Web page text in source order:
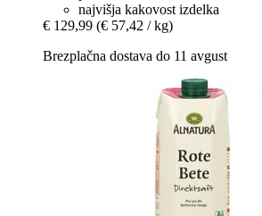
najvišja kakovost izdelka
€ 129,99 (€ 57,42 / kg)
Brezplačna dostava do 11 avgust